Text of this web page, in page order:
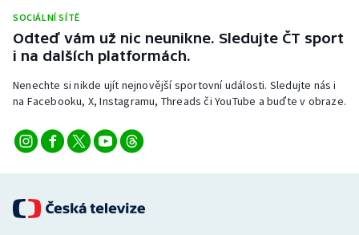
Triatlon
Veslování
Vodní slalom
SOCIÁLNÍ SÍTĚ
Odteď vám už nic neunikne. Sledujte ČT sport
i na dalších platformách.
Nenechte si nikde ujít nejnovější sportovní události. Sledujte nás i
na Facebooku, X, Instagramu, Threads či YouTube a buďte v obraze.